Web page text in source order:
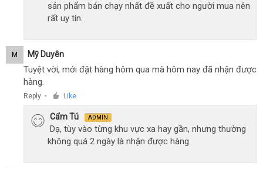
sản phẩm bán chạy nhất đề xuất cho người mua nên
rất uy tín.
M Mỹ Duyên
Tuyệt vời, mới đặt hàng hôm qua mà hôm nay đã nhận được
hàng.
Reply ● Like
Cẩm Tú ADMIN
Dạ, tùy vào từng khu vực xa hay gần, nhưng thường
không quá 2 ngày là nhận được hàng